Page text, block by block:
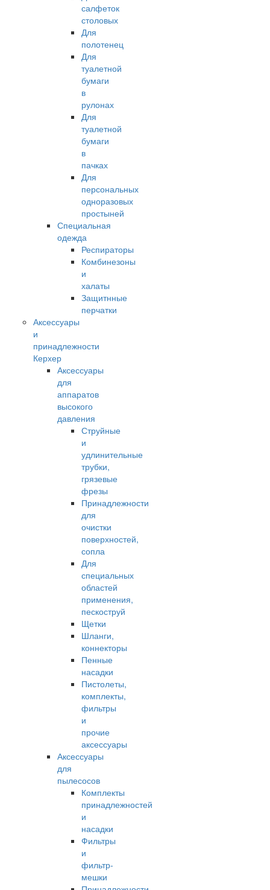
салфеток
столовых
Для
полотенец
Для
туалетной
бумаги
в
рулонах
Для
туалетной
бумаги
в
пачках
Для
персональных
одноразовых
простыней
Специальная
одежда
Респираторы
Комбинезоны
и
халаты
Защитнные
перчатки
Аксессуары
и
принадлежности
Керхер
Аксессуары
для
аппаратов
высокого
давления
Струйные
и
удлинительные
трубки,
грязевые
фрезы
Принадлежности
для
очистки
поверхностей,
сопла
Для
специальных
областей
применения,
пескоструй
Щетки
Шланги,
коннекторы
Пенные
насадки
Пистолеты,
комплекты,
фильтры
и
прочие
аксессуары
Аксессуары
для
пылесосов
Комплекты
принадлежностей
и
насадки
Фильтры
и
фильтр-
мешки